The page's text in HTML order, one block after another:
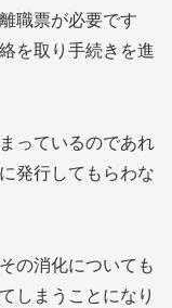
職票が必要です
を取り手続きを進
っているのであれ
発行してもらわな
の消化についても
しまうことになり